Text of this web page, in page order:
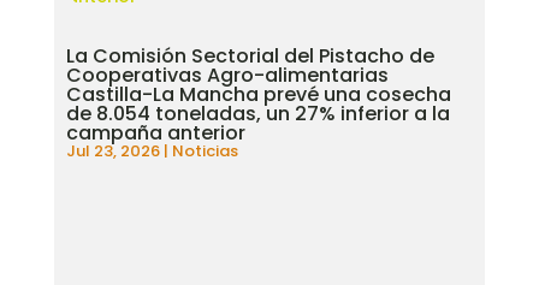
La Comisión Sectorial del Pistacho de
Cooperativas Agro-alimentarias
Castilla-La Mancha prevé una cosecha
de 8.054 toneladas, un 27% inferior a la
campaña anterior
Jul 23, 2026| Noticias